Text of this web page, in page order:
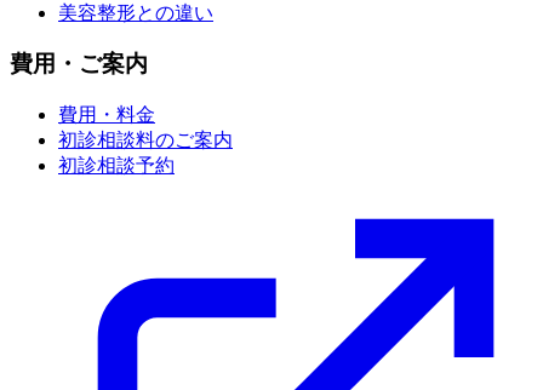
美容整形との違い
費用・ご案内
費用・料金
初診相談料のご案内
初診相談予約